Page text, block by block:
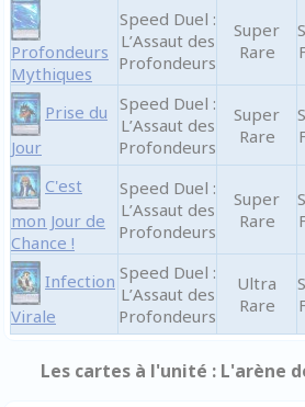
Profondeurs
Mythiques
Speed Duel :
L’Assaut des
Profondeurs
Super
Rare
Prise du
Jour
Speed Duel :
L’Assaut des
Profondeurs
Super
Rare
C'est
mon Jour de
Chance !
Speed Duel :
L’Assaut des
Profondeurs
Super
Rare
Infection
Virale
Speed Duel :
L’Assaut des
Profondeurs
Ultra
Rare
Les cartes à l'unité : L'arène